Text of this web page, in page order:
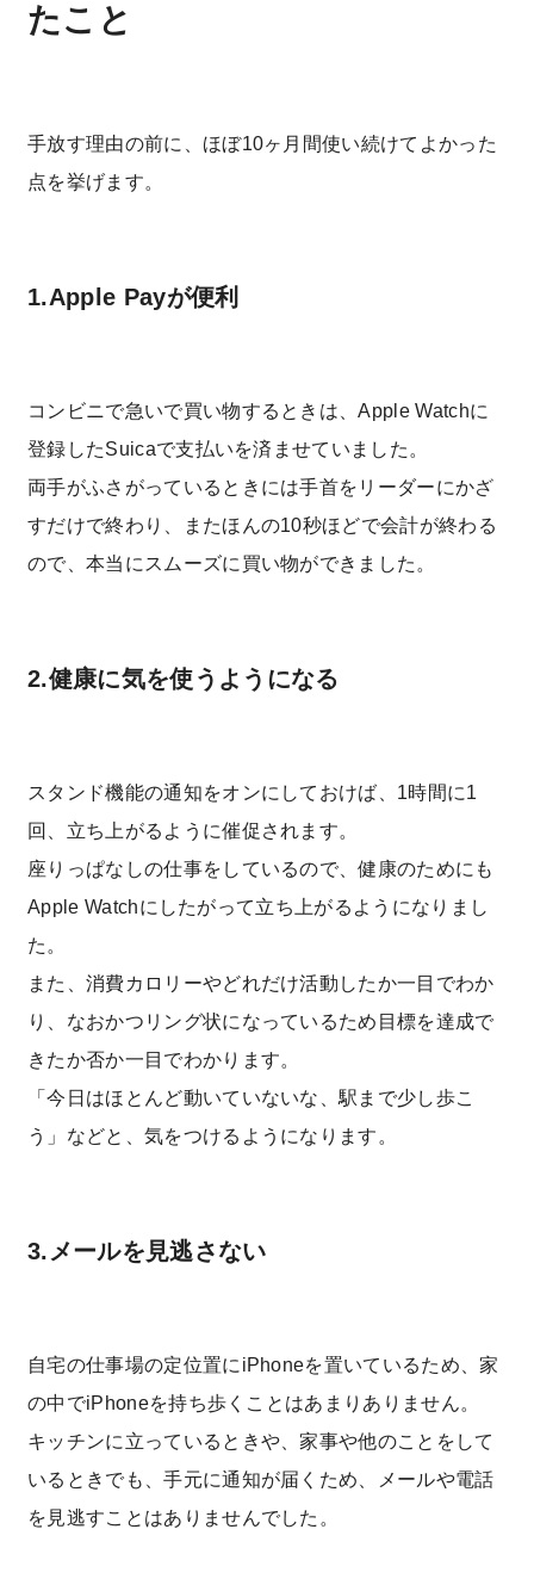
たこと
手放す理由の前に、ほぼ10ヶ月間使い続けてよかった
点を挙げます。
1.Apple Payが便利
コンビニで急いで買い物するときは、Apple Watchに
登録したSuicaで支払いを済ませていました。
両手がふさがっているときには手首をリーダーにかざ
すだけで終わり、またほんの10秒ほどで会計が終わる
ので、本当にスムーズに買い物ができました。
2.健康に気を使うようになる
スタンド機能の通知をオンにしておけば、1時間に1
回、立ち上がるように催促されます。
座りっぱなしの仕事をしているので、健康のためにも
Apple Watchにしたがって立ち上がるようになりまし
た。
また、消費カロリーやどれだけ活動したか一目でわか
り、なおかつリング状になっているため目標を達成で
きたか否か一目でわかります。
「今日はほとんど動いていないな、駅まで少し歩こ
う」などと、気をつけるようになります。
3.メールを見逃さない
自宅の仕事場の定位置にiPhoneを置いているため、家
の中でiPhoneを持ち歩くことはあまりありません。
キッチンに立っているときや、家事や他のことをして
いるときでも、手元に通知が届くため、メールや電話
を見逃すことはありませんでした。